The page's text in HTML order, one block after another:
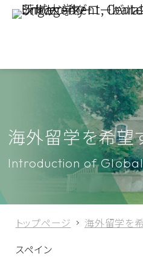
海外留学を希望
Introduction of
トップページ 海外留学を
スペイン